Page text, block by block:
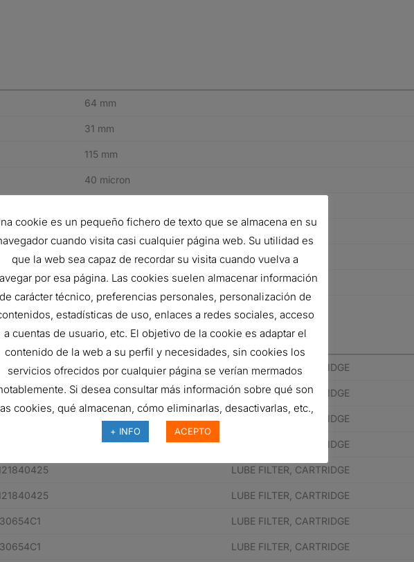
64 mm
31 mm
115 mm
40 micron
Cartridge
F
MERCEDES-BENZ 6111800009
de pieza del fabricante Descripción
LUBE FILTER, CARTRIDGE
LUBE FILTER, CARTRIDGE
LUBE FILTER, CARTRIDGE
LUBE FILTER, CARTRIDGE
LUBE FILTER, CARTRIDGE
LUBE FILTER, CARTRIDGE
LUBE FILTER, CARTRIDGE
LUBE FILTER, CARTRIDGE
cookie es un pequeño fichero de texto que se almacena en su
cuando visita casi cualquier página web. Su utilidad es
que la web sea capaz de recordar su visita cuando vuelva a
por esa página. Las cookies suelen almacenar información
de carácter técnico, preferencias personales, personalización de
estadísticas de uso, enlaces a redes sociales, acceso
a cuentas de usuario, etc. El objetivo de la cookie es adaptar el
contenido de la web a su perfil y necesidades, sin cookies los
servicios ofrecidos por cualquier página se verían mermados
Si desea consultar más información sobre qué son
cookies, qué almacenan, cómo eliminarlas, desactivarlas, etc.,
+ INFO ACEPTO